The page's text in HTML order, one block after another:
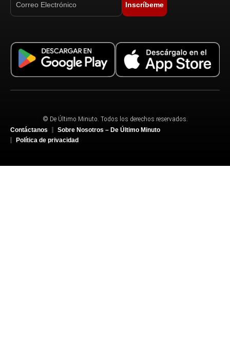
Inscríbeme
© De Último Minuto. Todos los derechos reservados.
Contáctanos
Sobre Nosotros – De Último Minuto
Política de privacidad